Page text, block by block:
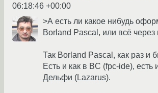
06:18:46 +00:00
>А есть ли какое нибудь
Borland Pascal, или всё через
Так Borland Pascal, как раз и
Есть и как в BC (fpc-ide), есть
Дельфи (Lazarus).